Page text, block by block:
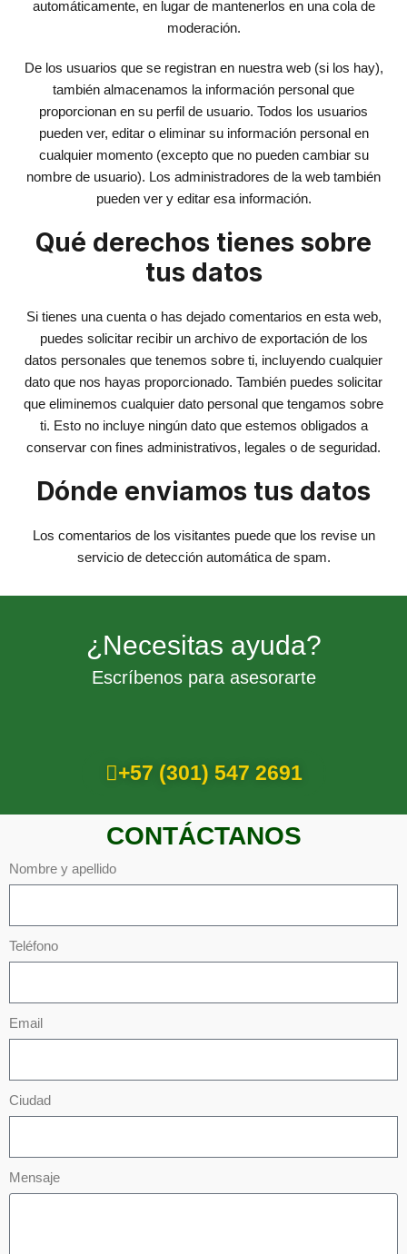
automáticamente, en lugar de mantenerlos en una cola de
moderación.
De los usuarios que se registran en nuestra web (si los hay),
también almacenamos la información personal que
proporcionan en su perfil de usuario. Todos los usuarios
pueden ver, editar o eliminar su información personal en
cualquier momento (excepto que no pueden cambiar su
nombre de usuario). Los administradores de la web también
pueden ver y editar esa información.
Qué derechos tienes sobre
tus datos
Si tienes una cuenta o has dejado comentarios en esta web,
puedes solicitar recibir un archivo de exportación de los
datos personales que tenemos sobre ti, incluyendo cualquier
dato que nos hayas proporcionado. También puedes solicitar
que eliminemos cualquier dato personal que tengamos sobre
ti. Esto no incluye ningún dato que estemos obligados a
conservar con fines administrativos, legales o de seguridad.
Dónde enviamos tus datos
Los comentarios de los visitantes puede que los revise un
servicio de detección automática de spam.
¿Necesitas ayuda?
Escríbenos para asesorarte
+57 (301) 547 2691
CONTÁCTANOS
Nombre y apellido
Teléfono
Email
Ciudad
Mensaje